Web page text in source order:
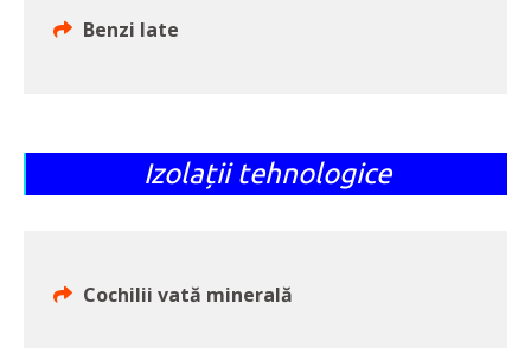
Benzi late
Izolații tehnologice
Cochilii vată minerală